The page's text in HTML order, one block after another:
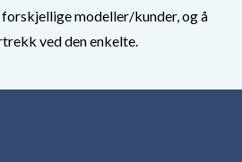
modeller/kunder, og å
ved den enkelte.